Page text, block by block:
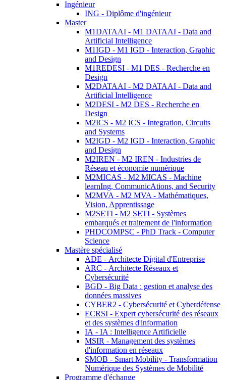
Ingénieur
ING - Diplôme d'ingénieur
Master
M1DATAAI - M1 DATAAI - Data and
Artificial Intelligence
M1IGD - M1 IGD - Interaction, Graphic
and Design
M1REDESI - M1 DES - Recherche en
Design
M2DATAAI - M2 DATAAI - Data and
Artificial Intelligence
M2DESI - M2 DES - Recherche en
Design
M2ICS - M2 ICS - Integration, Circuits
and Systems
M2IGD - M2 IGD - Interaction, Graphic
and Design
M2IREN - M2 IREN - Industries de
Réseau et économie numérique
M2MICAS - M2 MICAS - Machine
learnIng, CommunicAtions, and Security
M2MVA - M2 MVA - Mathématiques,
Vision, Apprentissage
M2SETI - M2 SETI - Systèmes
embarqués et traitement de l'information
PHDCOMPSC - PhD Track - Computer
Science
Mastère spécialisé
ADE - Architecte Digital d'Entreprise
ARC - Architecte Réseaux et
Cybersécurité
BGD - Big Data : gestion et analyse des
données massives
CYBER2 - Cybersécurité et Cyberdéfense
ECRSI - Expert cybersécurité des réseaux
et des systèmes d'information
IA - IA : Intelligence Artificielle
MSIR - Management des systèmes
d'information en réseaux
SMOB - Smart Mobility - Transformation
Numérique des Systèmes de Mobilité
Programme d'échange